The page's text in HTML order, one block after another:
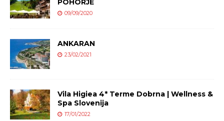
POHORJE
09/09/2020
ANKARAN
23/02/2021
Vila Higiea 4* Terme Dobrna | Wellness &
Spa Slovenija
17/01/2022